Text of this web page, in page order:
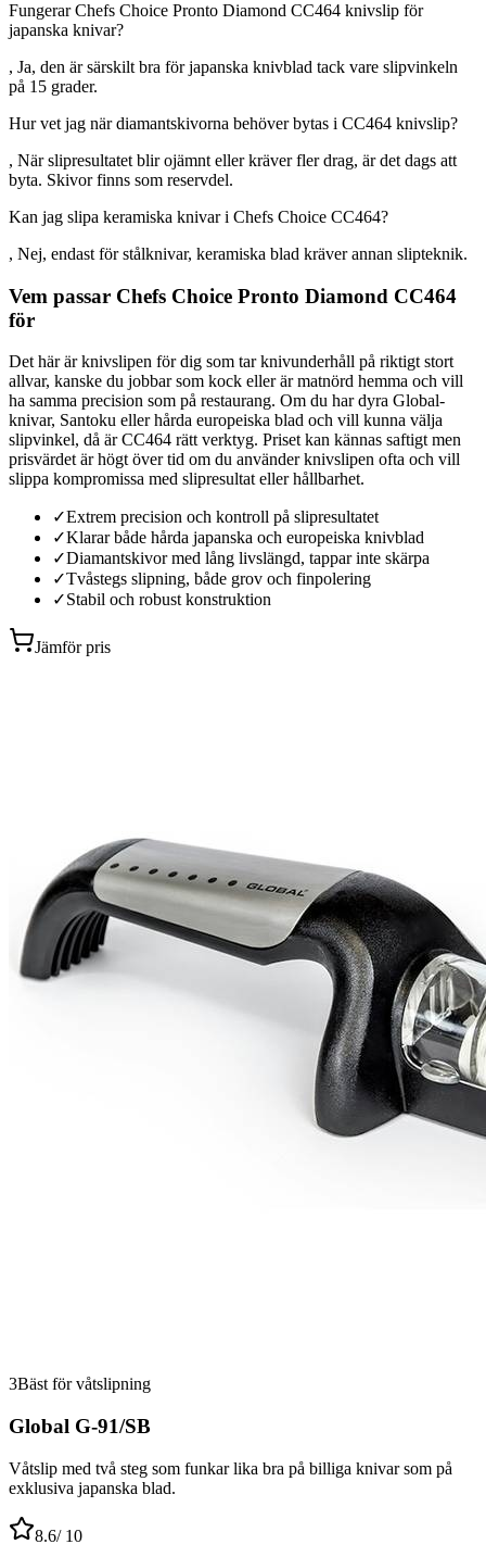
Fungerar Chefs Choice Pronto Diamond CC464 knivslip för
japanska knivar?
, Ja, den är särskilt bra för japanska knivblad tack vare slipvinkeln
på 15 grader.
Hur vet jag när diamantskivorna behöver bytas i CC464 knivslip?
, När slipresultatet blir ojämnt eller kräver fler drag, är det dags att
byta. Skivor finns som reservdel.
Kan jag slipa keramiska knivar i Chefs Choice CC464?
, Nej, endast för stålknivar, keramiska blad kräver annan slipteknik.
Vem passar Chefs Choice Pronto Diamond CC464
för
Det här är knivslipen för dig som tar knivunderhåll på riktigt stort
allvar, kanske du jobbar som kock eller är matnörd hemma och vill
ha samma precision som på restaurang. Om du har dyra Global-
knivar, Santoku eller hårda europeiska blad och vill kunna välja
slipvinkel, då är CC464 rätt verktyg. Priset kan kännas saftigt men
prisvärdet är högt över tid om du använder knivslipen ofta och vill
slippa kompromissa med slipresultat eller hållbarhet.
✓Extrem precision och kontroll på slipresultatet
✓Klarar både hårda japanska och europeiska knivblad
✓Diamantskivor med lång livslängd, tappar inte skärpa
✓Tvåstegs slipning, både grov och finpolering
✓Stabil och robust konstruktion
Jämför pris
3Bäst för våtslipning
Global G-91/SB
Våtslip med två steg som funkar lika bra på billiga knivar som på
exklusiva japanska blad.
8.6/ 10